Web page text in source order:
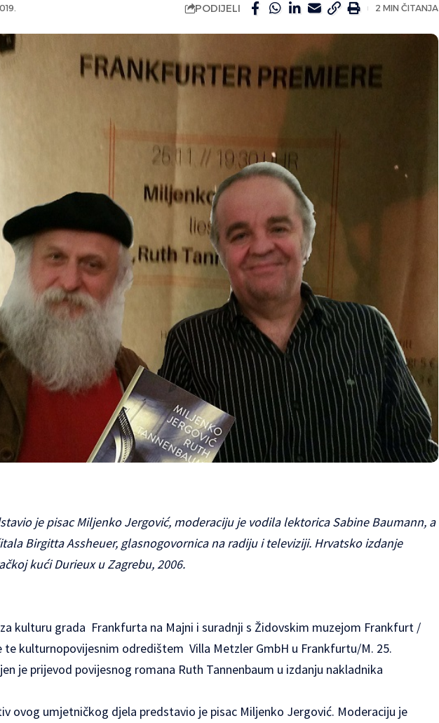
PODIJELI 2 MIN ČITANJA
je pisac Miljenko Jergović, moderaciju je vodila lektorica Sabine Baumann, a
Birgitta Assheuer, glasnogovornica na radiju i televiziji. Hrvatsko izdanje
kući Durieux u Zagrebu, 2006.
kulturu grada Frankfurta na Majni i suradnji s Židovskim muzejom Frankfurt /
te kulturnopovijesnim odredištem Villa Metzler GmbH u Frankfurtu/M. 25.
je prijevod povijesnog romana Ruth Tannenbaum u izdanju nakladnika
ovog umjetničkog djela predstavio je pisac Miljenko Jergović. Moderaciju je